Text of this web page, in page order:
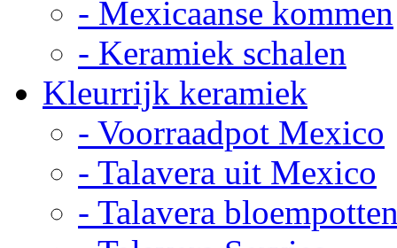
- Mexicaanse kommen
- Keramiek schalen
Kleurrijk keramiek
- Voorraadpot Mexico
- Talavera uit Mexico
- Talavera